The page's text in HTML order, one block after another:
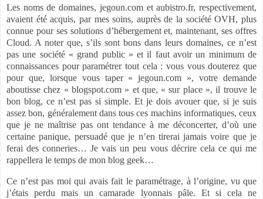
Les noms de domaines, jegoun.com et aubistro.fr, respectivement,
avaient été acquis, par mes soins, auprès de la société OVH, plus
connue pour ses solutions d’hébergement et, maintenant, ses offres
Cloud. A noter que, s’ils sont bons dans leurs domaines, ce n’est
pas une société « grand public » et il faut avoir un minimum de
connaissances pour paramétrer tout cela : vous vous douterez que
pour que, lorsque vous taper « jegoun.com », votre demande
aboutisse chez « blogspot.com » et que, « sur place », il trouve le
bon blog, ce n’est pas si simple. Et je dois avouer que, si je suis
assez bon, généralement dans tous ces machins informatiques, ceux
que je ne maîtrise pas ont tendance à me déconcerter, d’où une
certaine panique, persuadé que je n’en tirerai jamais voire que je
ferai des conneries… Je vais un peu vous décrire cela ce qui me
rappellera le temps de mon blog geek…
Ce n’est pas moi qui avais fait le paramétrage, à l’origine, vu que
j’étais perdu mais un camarade lyonnais pâle. Et si cela ne